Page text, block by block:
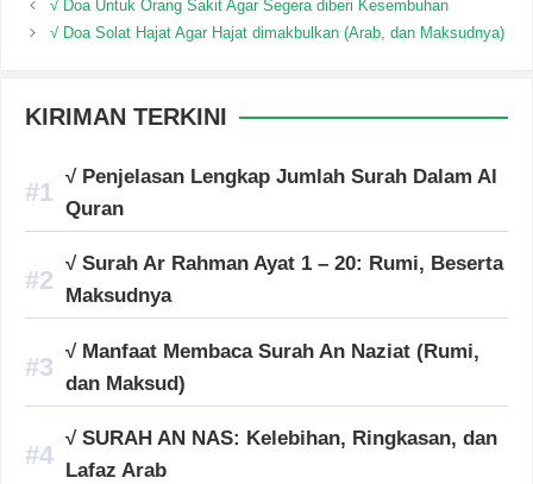
√ Doa Untuk Orang Sakit Agar Segera diberi Kesembuhan
√ Doa Solat Hajat Agar Hajat dimakbulkan (Arab, dan Maksudnya)
KIRIMAN TERKINI
√ Penjelasan Lengkap Jumlah Surah Dalam Al
Quran
√ Surah Ar Rahman Ayat 1 – 20: Rumi, Beserta
Maksudnya
√ Manfaat Membaca Surah An Naziat (Rumi,
dan Maksud)
√ SURAH AN NAS: Kelebihan, Ringkasan, dan
Lafaz Arab